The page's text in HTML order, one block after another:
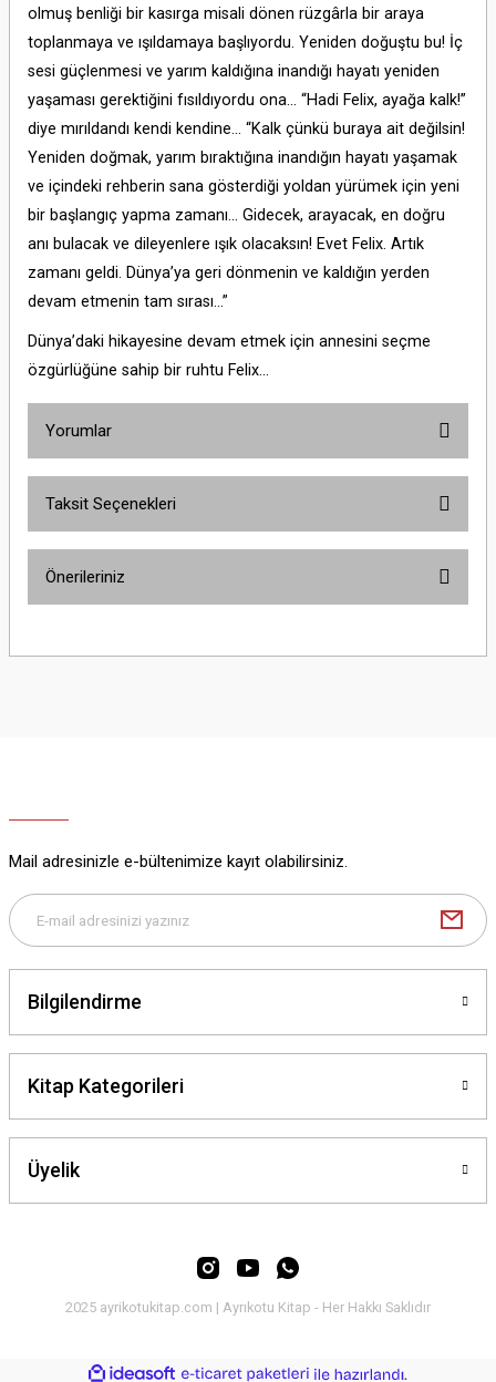
olmuş benliği bir kasırga misali dönen rüzgârla bir araya
toplanmaya ve ışıldamaya başlıyordu. Yeniden doğuştu bu! İç
sesi güçlenmesi ve yarım kaldığına inandığı hayatı yeniden
yaşaması gerektiğini fısıldıyordu ona... “Hadi Felix, ayağa kalk!”
diye mırıldandı kendi kendine... “Kalk çünkü buraya ait değilsin!
Yeniden doğmak, yarım bıraktığına inandığın hayatı yaşamak
ve içindeki rehberin sana gösterdiği yoldan yürümek için yeni
bir başlangıç yapma zamanı... Gidecek, arayacak, en doğru
anı bulacak ve dileyenlere ışık olacaksın! Evet Felix. Artık
zamanı geldi. Dünya’ya geri dönmenin ve kaldığın yerden
devam etmenin tam sırası...”
Dünya’daki hikayesine devam etmek için annesini seçme
özgürlüğüne sahip bir ruhtu Felix...
Yorumlar
Taksit Seçenekleri
Önerileriniz
yetersiz gördüğünüz noktaları öneri formunu kullanarak tarafımıza
Bu ürüne benzer farklı alternatifler olmalı.
Mail adresinizle e-bültenimize kayıt olabilirsiniz.
Bilgilendirme
Kitap Kategorileri
Üyelik
2025 ayrikotukitap.com | Ayrıkotu Kitap - Her Hakkı Saklıdır
ideasoft e-